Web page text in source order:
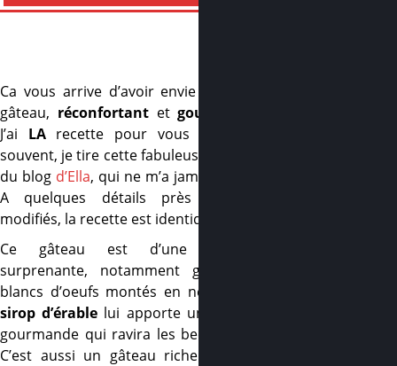
Ca vous arrive d’avoir envie d’un bon
gâteau, réconfortantetgourmand
J’ai LArecette pour vous ! Comme
souvent, je tire cette fabuleuse création
du blog d’Ella, qui ne m’a jamais déçue.
A quelques détails près que j’ai
modifiés, la recette est identique.
Ce gâteau est d’une
surprenante, notamment grâce aux
blancs d’oeufs montés en neige, et le
sirop d’érable lui apporte une touche
gourmande qui ravira les becs sucrés.
C’est aussi un gâteau riche en